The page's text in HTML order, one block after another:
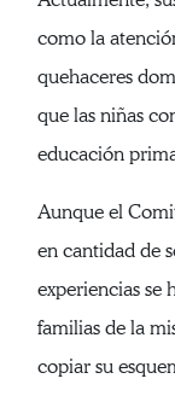
como la
quehaceres
que las niñas
educación
Aunque el
en cantidad de
experiencias se
familias de la
copiar su